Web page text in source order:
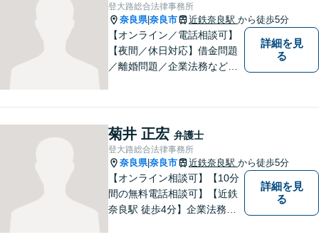
登大路総合法律事務所
奈良県|奈良市 近鉄奈良駅 から徒歩5分
【オンライン／電話相談可】
【夜間／休日対応】借金問題
／離婚問題／企業法務など幅
さまに安心を与えることを目
指します。【地域に根差した
弁護士】まずはお気軽にご相
談ください。
詳細を見
る
菊井 正宏 弁護士
登大路総合法律事務所
奈良県|奈良市 近鉄奈良駅 から徒歩5分
【オンライン相談可】【10分
間の無料電話相談可】【近鉄
奈良駅 徒歩4分】企業法務／
詳細を見
る